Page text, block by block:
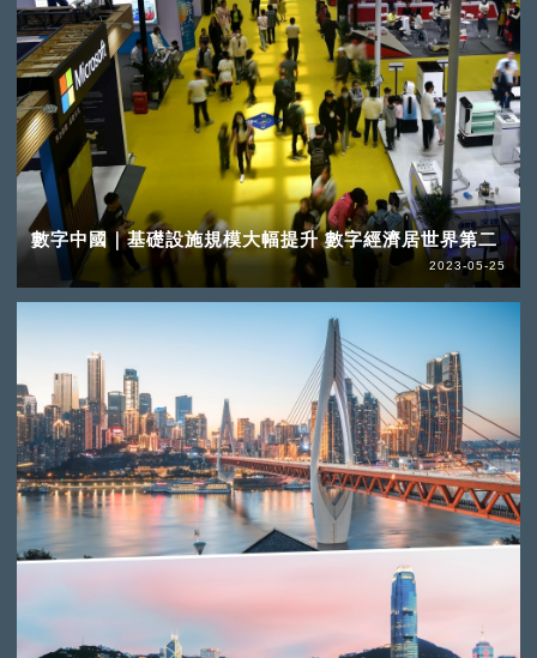
數字中國｜基礎設施規模大幅提升 數字經濟居世界第二
2023-05-25